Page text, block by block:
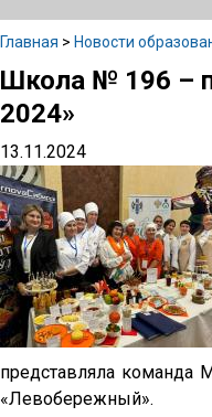
Вы
здесь
Главная > Новости
Back
to
top
Школа № 196 –
2024»
13.11.2024
представляла
«Левобережный».